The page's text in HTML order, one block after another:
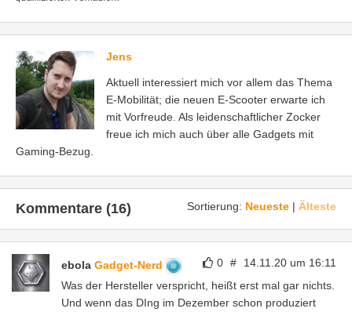
Jens
Aktuell interessiert mich vor allem das Thema
E-Mobilität; die neuen E-Scooter erwarte ich
mit Vorfreude. Als leidenschaftlicher Zocker
freue ich mich auch über alle Gadgets mit
Gaming-Bezug.
Sortierung: Neueste | Älteste
Kommentare (16)
0 # 14.11.20 um 16:11
ebola Gadget-Nerd
Was der Hersteller verspricht, heißt erst mal gar nichts.
Und wenn das DIng im Dezember schon produziert